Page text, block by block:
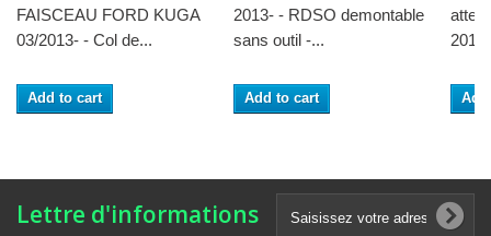
FAISCEAU FORD KUGA
03/2013- - Col de...
Add to cart
2013- - RDSO demontable
sans outil -...
Add to cart
Lettre d'informations